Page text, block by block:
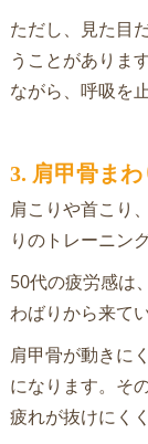
ただし、見た目
うことがありま
ながら、呼吸を
3. 肩甲骨ま
肩こりや首こり
りのトレーニン
50代の疲労感は
わばりから来て
肩甲骨が動きに
になります。そ
疲れが抜けにく